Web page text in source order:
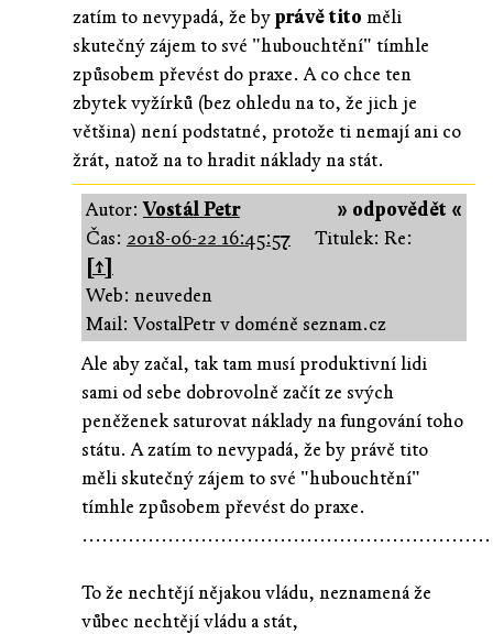
zatím to nevypadá, že byprávě tito měli
skutečný zájem to své "hubouchtění" tímhle
způsobem převést do praxe. A co chce ten
zbytek vyžírků (bez ohledu na to, že jich je
většina) není podstatné, protože ti nemají ani co
žrát, natož na to hradit náklady na stát.
» odpovědět «
Autor:Vostál Petr
Čas: 2018-06-22 16:45:57
Titulek: Re:
[↑]
Web: neuveden
Mail: VostalPetr v doméně seznam.cz
Ale aby začal, tak tam musí produktivní lidi
sami od sebe dobrovolně začít ze svých
peněženek saturovat náklady na fungování toho
státu. A zatím to nevypadá, že by právě tito
měli skutečný zájem to své "hubouchtění"
tímhle způsobem převést do praxe.
To že nechtějí nějakou vládu, neznamená že
vůbec nechtějí vládu a stát,